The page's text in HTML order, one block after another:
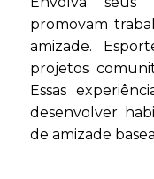
promovam
amizade.
projetos
Essas
desenvolver
de amizade